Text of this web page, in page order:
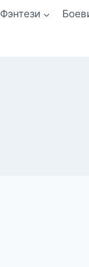
Фэнтези